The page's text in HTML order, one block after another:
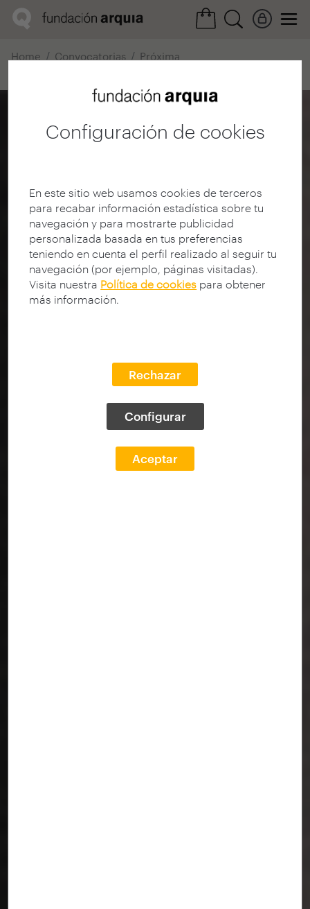
Configuración de cookies
En este sitio web usamos cookies de terceros
para recabar información estadística sobre tu
navegación y para mostrarte publicidad
personalizada basada en tus preferencias
teniendo en cuenta el perfil realizado al seguir tu
navegación (por ejemplo, páginas visitadas).
Visita nuestra Política de cookies para obtener
más información.
Rechazar
Configurar
Aceptar
Home Convocatorias
Próxima